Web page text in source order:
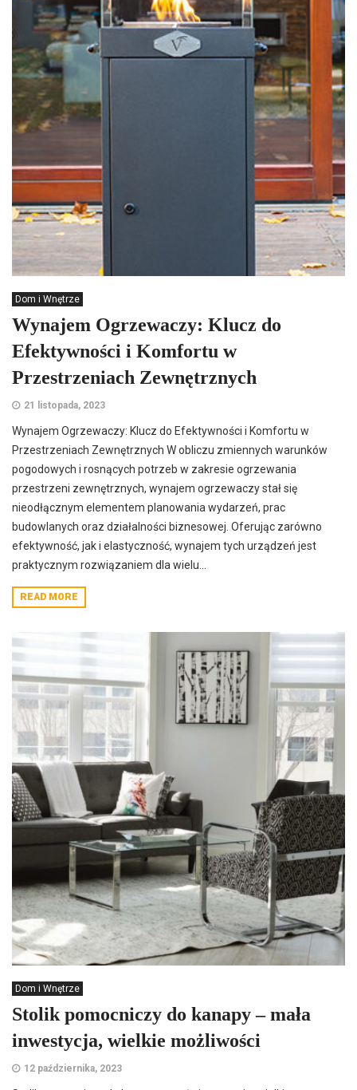
Dom i Wnętrze
Wynajem Ogrzewaczy: Klucz do
Efektywności i Komfortu w
Przestrzeniach Zewnętrznych
21 listopada, 2023
Wynajem Ogrzewaczy: Klucz do Efektywności i Komfortu w
Przestrzeniach Zewnętrznych W obliczu zmiennych warunków
pogodowych i rosnących potrzeb w zakresie ogrzewania
przestrzeni zewnętrznych, wynajem ogrzewaczy stał się
nieodłącznym elementem planowania wydarzeń, prac
budowlanych oraz działalności biznesowej. Oferując zarówno
efektywność, jak i elastyczność, wynajem tych urządzeń jest
praktycznym rozwiązaniem dla wielu...
READ MORE
Dom i Wnętrze
Stolik pomocniczy do kanapy – mała
inwestycja, wielkie możliwości
12 października, 2023